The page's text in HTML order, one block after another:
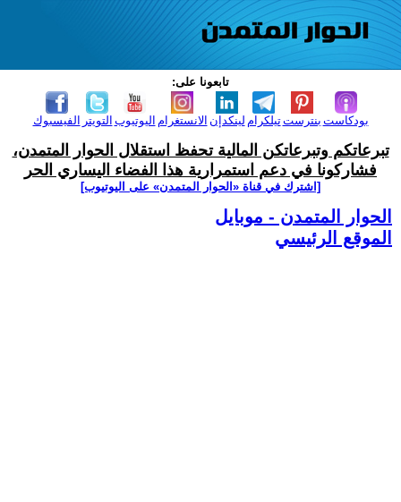
تابعونا على:
الفيسبوك التويتر اليوتيوب الانستغرام لينكدإن تيلكرامبنترست بودكاست
تبرعاتكم وتبرعاتكن المالية تحفظ استقلال الحوار المتمدن،
فشاركونا في دعم استمرارية هذا الفضاء اليساري الحر
[اشترك في قناة ‫«الحوار المتمدن» على اليوتيوب]
الحوار المتمدن - موبايل
الموقع الرئيسي